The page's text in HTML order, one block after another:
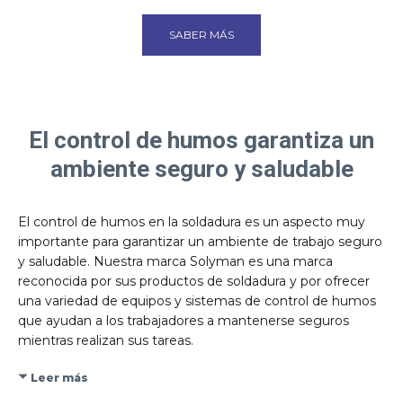
SABER MÁS
El control de humos garantiza un
ambiente seguro y saludable
El control de humos en la soldadura es un aspecto muy
importante para garantizar un ambiente de trabajo seguro
y saludable. Nuestra marca Solyman es una marca
reconocida por sus productos de soldadura y por ofrecer
una variedad de equipos y sistemas de control de humos
que ayudan a los trabajadores a mantenerse seguros
mientras realizan sus tareas.
Leer más